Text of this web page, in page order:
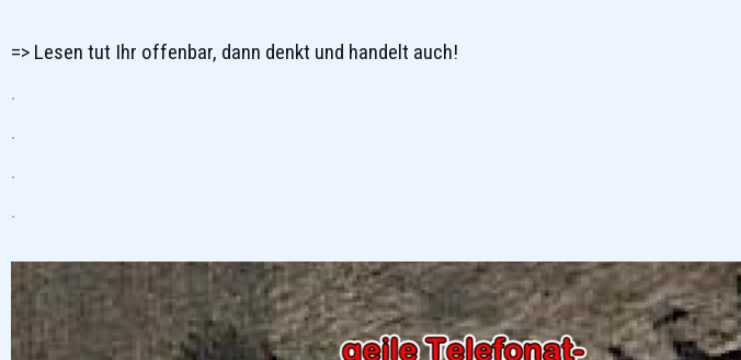
=> Lesen tut Ihr offenbar, dann denkt und handelt auch!
.
.
.
.